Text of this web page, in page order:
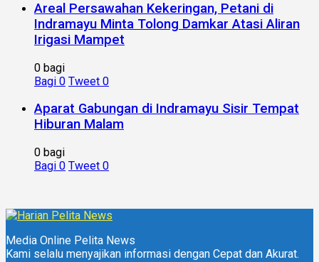
Areal Persawahan Kekeringan, Petani di
Indramayu Minta Tolong Damkar Atasi Aliran
Irigasi Mampet
0 bagi
Bagi 0 Tweet 0
Aparat Gabungan di Indramayu Sisir Tempat
Hiburan Malam
0 bagi
Bagi 0 Tweet 0
Media Online Pelita News
Kami selalu menyajikan informasi dengan Cepat dan Akurat.